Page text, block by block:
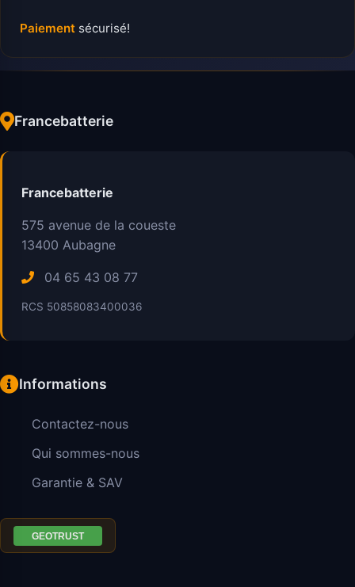
Paiement sécurisé!
Francebatterie
Francebatterie
575 avenue de la coueste
13400 Aubagne
04 65 43 08 77
RCS 50858083400036
Informations
Contactez-nous
Qui sommes-nous
Garantie & SAV